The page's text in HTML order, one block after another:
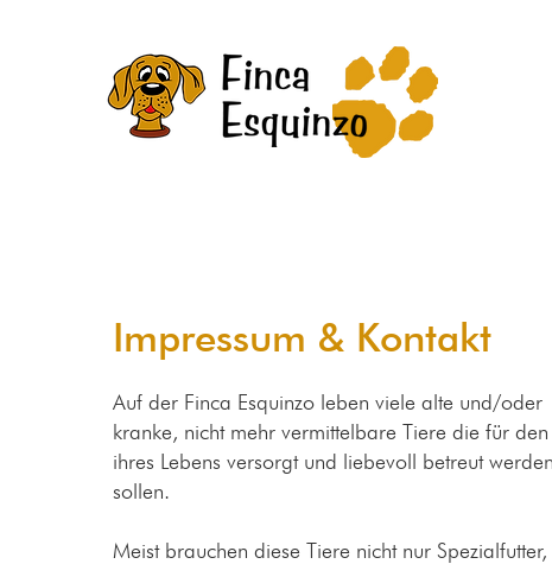
Impressum & Kontakt
Auf der Finca Esquinzo leben viele alte und/oder
kranke, nicht mehr vermittelbare Tiere die für den
ihres Lebens versorgt und liebevoll betreut werden
sollen.
Meist brauchen diese Tiere nicht nur Spezialfutter,